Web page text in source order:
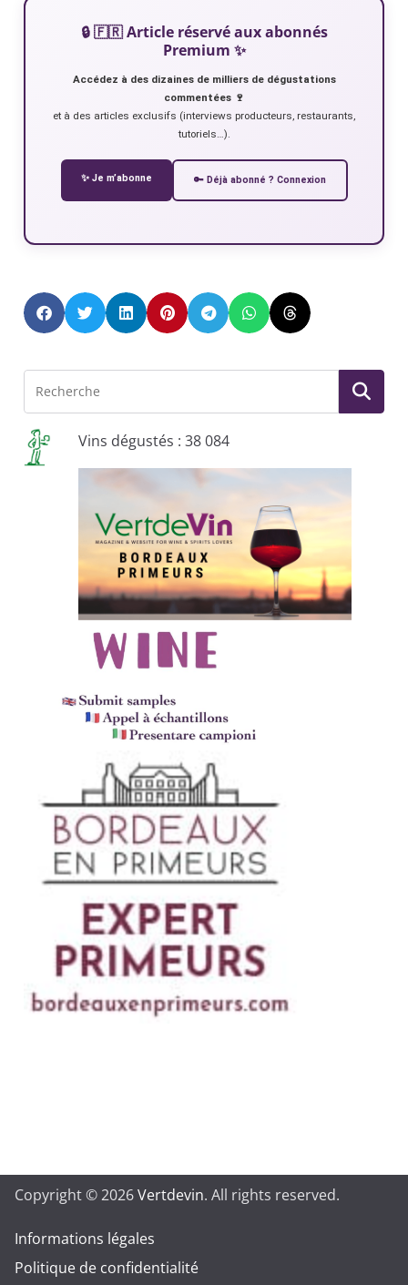
🔒 🇫🇷 Article réservé aux abonnés
Premium ✨
Accédez à des dizaines de milliers de dégustations
commentées 🍷
et à des articles exclusifs (interviews producteurs, restaurants,
tutoriels…).
✨ Je m’abonne 🔑 Déjà abonné ? Connexion
Vins dégustés : 38 084
Copyright © 2026Vertdevin. All rights reserved.
Informations légales
Politique de confidentialité